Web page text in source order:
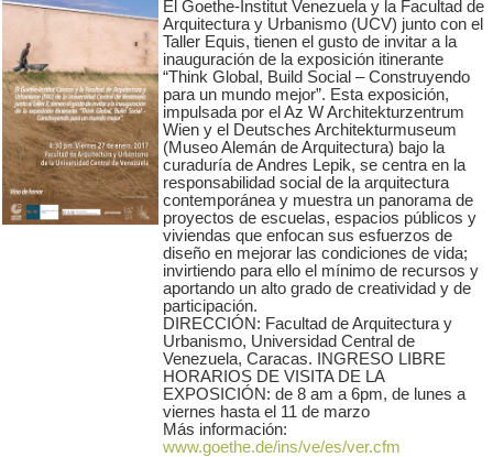
El Goethe-Institut Venezuela y la Facultad de
Arquitectura y Urbanismo (UCV) junto con el
Taller Equis, tienen el gusto de invitar a la
inauguración de la exposición itinerante
“Think Global, Build Social – Construyendo
para un mundo mejor”. Esta exposición,
impulsada por el Az W Architekturzentrum
Wien y el Deutsches Architekturmuseum
(Museo Alemán de Arquitectura) bajo la
curaduría de Andres Lepik, se centra en la
responsabilidad social de la arquitectura
contemporánea y muestra un panorama de
proyectos de escuelas, espacios públicos y
viviendas que enfocan sus esfuerzos de
diseño en mejorar las condiciones de vida;
invirtiendo para ello el mínimo de recursos y
aportando un alto grado de creatividad y de
participación.
DIRECCIÓN: Facultad de Arquitectura y
Urbanismo, Universidad Central de
Venezuela, Caracas. INGRESO LIBRE
HORARIOS DE VISITA DE LA
EXPOSICIÓN: de 8 am a 6pm, de lunes a
viernes hasta el 11 de marzo
Más información:
www.goethe.de/ins/ve/es/ver.cfm